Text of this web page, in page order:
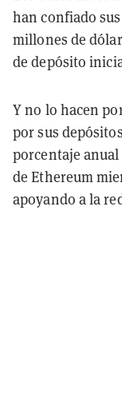
han confiado
millones de
de depósito
Y no lo hacen
por sus
porcentaje
de Ethereum
apoyando a la